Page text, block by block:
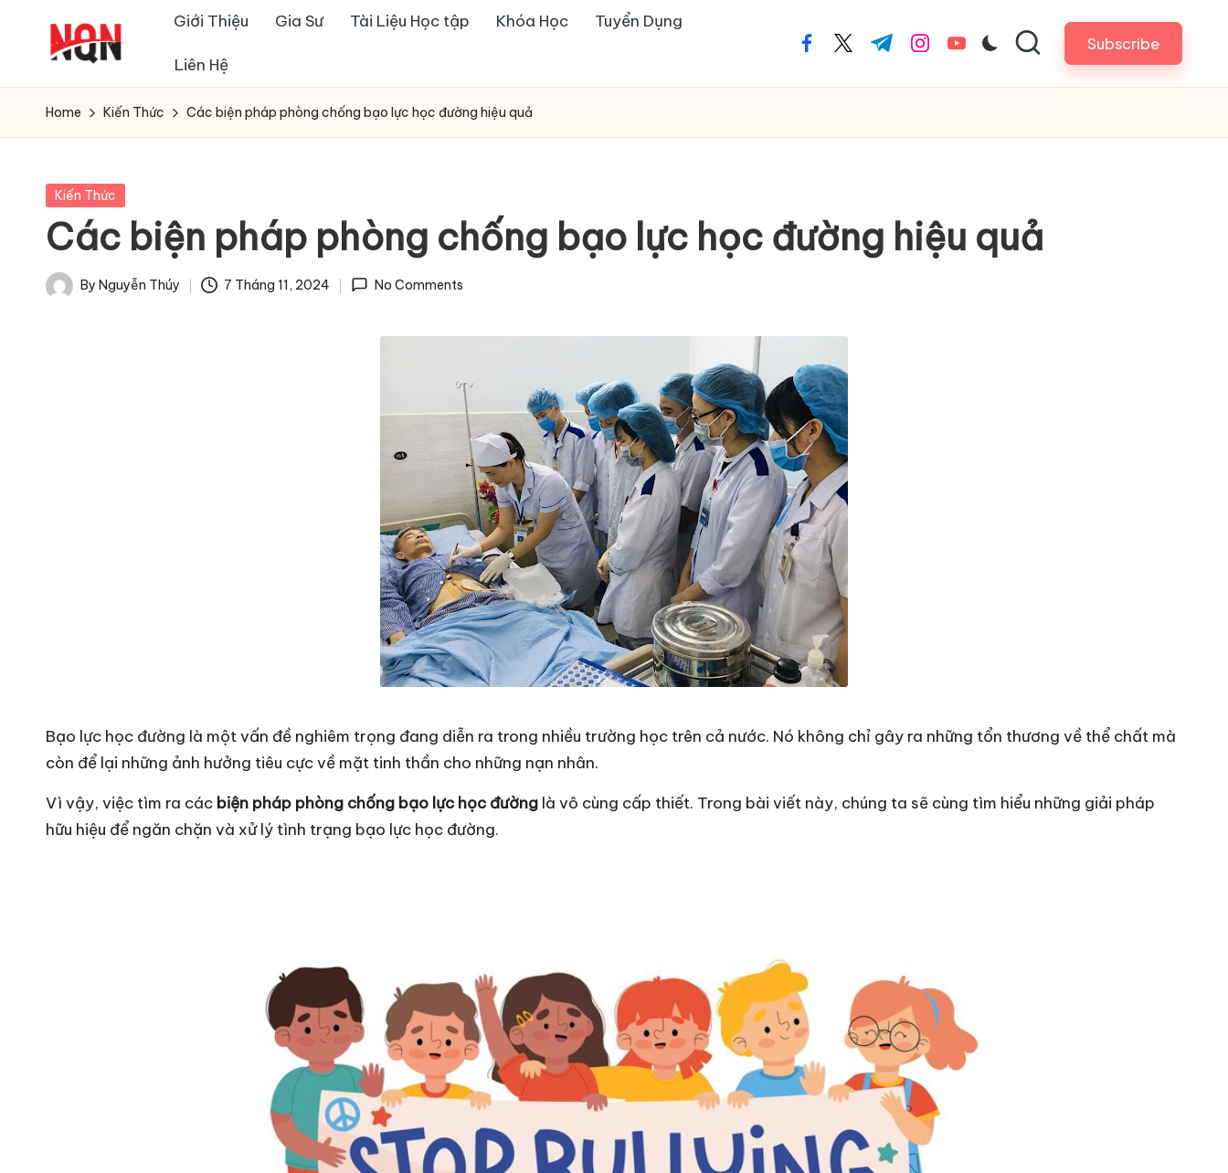
Giới Thiệu Gia Sư Tài Liệu Học tập Khóa Học Tuyển Dụng
Liên Hệ
facebook.com
twitter.com
t.me instagram.com
youtube.com Subscribe
Home Kiến Thức Các biện pháp phòng chống bạo lực học đường hiệu quả
Posted
Kiến Thức
Các biện pháp phòng chống bạo lực học đường hiệu quả
Posted
By Nguyễn Thúy 7 Tháng 11, 2024 No Comments
Bạo lực học đường là một vấn đề nghiêm trọng đang diễn ra trong nhiều trường học trên cả nước. Nó không chỉ gây ra những tổn thương về thể chất mà
còn để lại những ảnh hưởng tiêu cực về mặt tinh thần cho những nạn nhân.
Vì vậy, việc tìm ra các biện pháp phòng chống bạo lực học đường là vô cùng cấp thiết. Trong bài viết này, chúng ta sẽ cùng tìm hiểu những giải pháp
hữu hiệu để ngăn chặn và xử lý tình trạng bạo lực học đường.